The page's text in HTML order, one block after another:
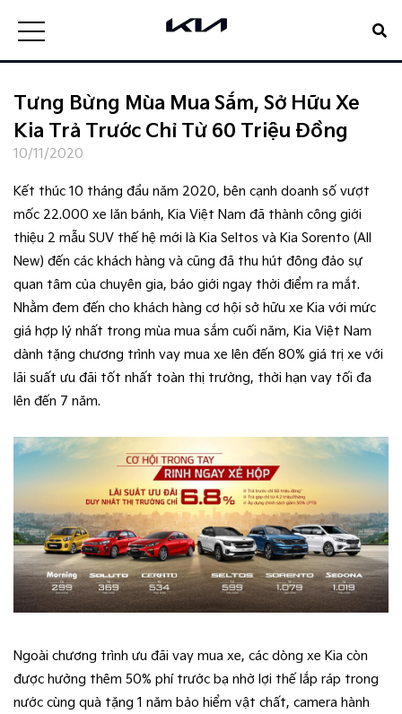
Tưng Bừng Mùa Mua Sắm, Sở Hữu Xe
Kia Trả Trước Chỉ Từ 60 Triệu Đồng
10/11/2020
Kết thúc 10 tháng đầu năm 2020, bên cạnh doanh số vượt
mốc 22.000 xe lăn bánh, Kia Việt Nam đã thành công giới
thiệu 2 mẫu SUV thế hệ mới là Kia Seltos và Kia Sorento (All
New) đến các khách hàng và cũng đã thu hút đông đảo sự
quan tâm của chuyên gia, báo giới ngay thời điểm ra mắt.
Nhằm đem đến cho khách hàng cơ hội sở hữu xe Kia với mức
giá hợp lý nhất trong mùa mua sắm cuối năm, Kia Việt Nam
dành tặng chương trình vay mua xe lên đến 80% giá trị xe với
lãi suất ưu đãi tốt nhất toàn thị trường, thời hạn vay tối đa
lên đến 7 năm.
Ngoài chương trình ưu đãi vay mua xe, các dòng xe Kia còn
được hưởng thêm 50% phí trước bạ nhờ lợi thế lắp ráp trong
nước cùng quà tặng 1 năm bảo hiểm vật chất, camera hành